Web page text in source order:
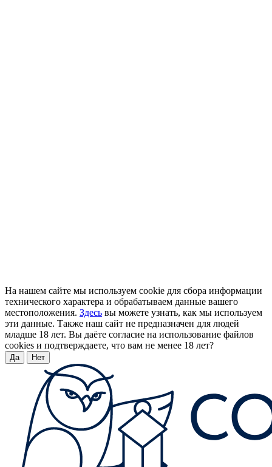
На нашем сайте мы используем cookie для сбора информации
технического характера и обрабатываем данные вашего
местоположения. Здесь вы можете узнать, как мы используем
эти данные. Также наш сайт не предназначен для людей
младше 18 лет. Вы даёте согласие на использование файлов
cookies и подтверждаете, что вам не менее 18 лет?
Да Нет